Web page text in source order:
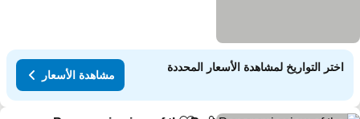
اختر التواريخ لمشاهدة الأسعار المحددة
مشاهدة الأسعار